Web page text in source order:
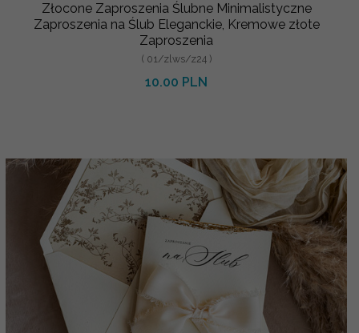
Złocone Zaproszenia Ślubne Minimalistyczne
Zaproszenia na Ślub Eleganckie, Kremowe złote
Zaproszenia
( 01/zlws/z24 )
10.00 PLN